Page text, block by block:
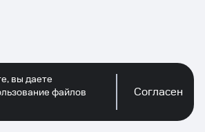
вы даете
файлов
Согласен